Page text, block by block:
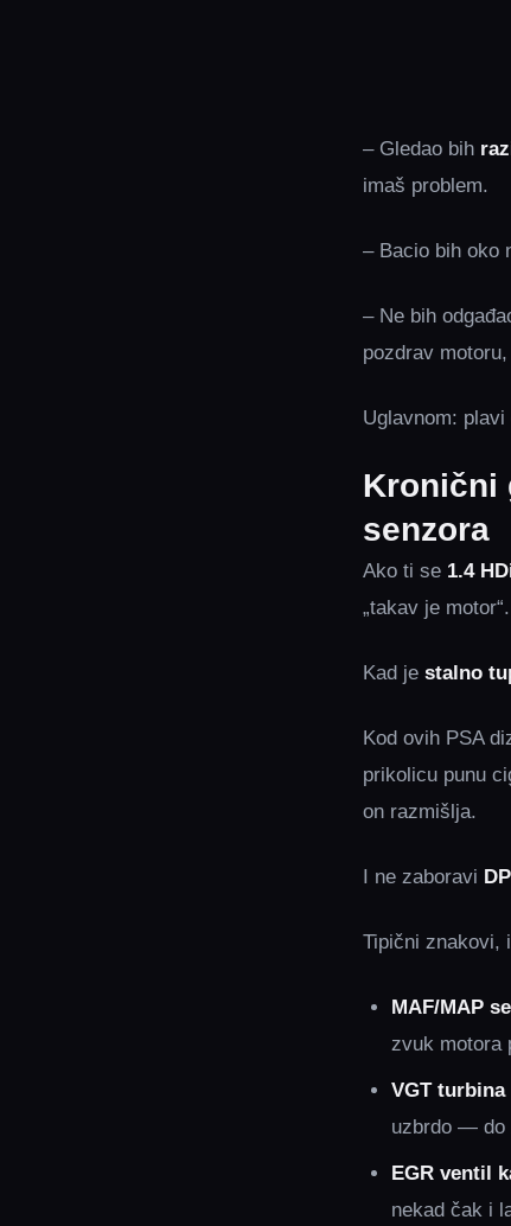
– Gledao bih
imaš problem.
– Bacio bih oko
– Ne bih
pozdrav
Uglavnom:
Kronični
senzora
Ako ti se 1.4
„takav je motor“.
Kad je stalno
Kod ovih PSA
prikolicu punu
on razmišlja.
I ne zaboravi
Tipični znakovi,
MAF/MAP
zvuk motora
VGT
uzbrdo — do
EGR ventil
nekad čak i